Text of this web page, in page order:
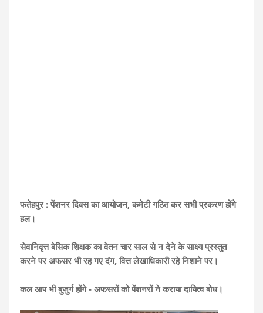
फतेहपुर : पेंशनर दिवस का आयोजन, कमेटी गठित कर सभी प्रकरण होंगे
हल।
सेवानिवृत्त बेसिक शिक्षक का वेतन चार साल से न देने के साक्ष्य प्रस्तुत
करने पर अफसर भी रह गए दंग, वित्त लेखाधिकारी रहे निशाने पर।
कल आप भी बुजुर्ग होंगे - अफसरों को पेंशनरों ने कराया दायित्व बोध।